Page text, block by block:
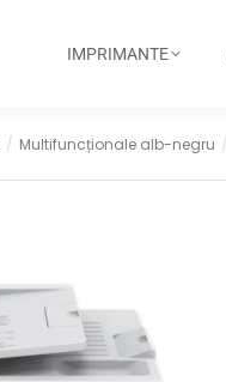
IMPRIMANTE
Multifuncționale alb-negru